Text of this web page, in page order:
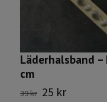
Läderhalsband
cm
39 kr 25 kr